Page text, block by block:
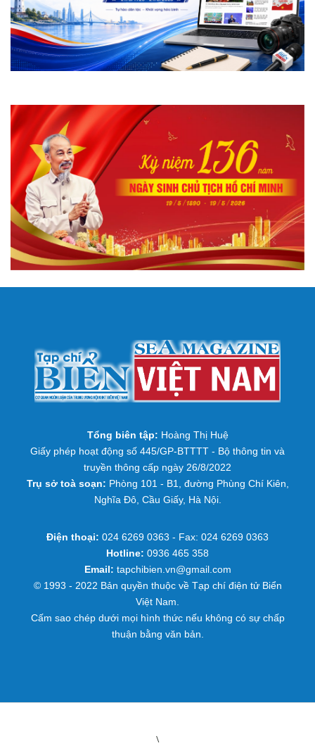
Tổng biên tập: Hoàng Thị Huệ
Giấy phép hoạt động số 445/GP-BTTTT - Bộ thông tin và
truyền thông cấp ngày 26/8/2022
Trụ sở toà soạn: Phòng 101 - B1, đường Phùng Chí Kiên,
Nghĩa Đô, Cầu Giấy, Hà Nội.
Điện thoại: 024 6269 0363 - Fax: 024 6269 0363
Hotline: 0936 465 358
Email: tapchibien.vn@gmail.com
© 1993 - 2022 Bản quyền thuộc về Tạp chí điện tử Biển
Việt Nam.
Cấm sao chép dưới mọi hình thức nếu không có sự chấp
thuận bằng văn bản.
\